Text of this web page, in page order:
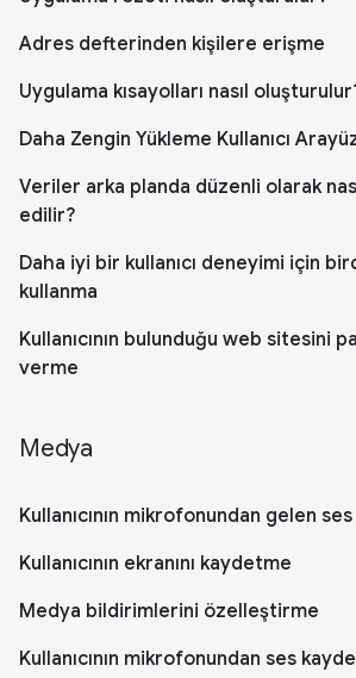
Adres defterinden kişilere erişme
Uygulama kısayolları nasıl
Daha Zengin Yükleme Kullanıcı
Veriler arka planda düzenli olarak
edilir?
Daha iyi bir kullanıcı deneyimi için
kullanma
Kullanıcının bulunduğu web sitesini
verme
Medya
Kullanıcının mikrofonundan gelen
Kullanıcının ekranını kaydetme
Medya bildirimlerini özelleştirme
Kullanıcının mikrofonundan ses